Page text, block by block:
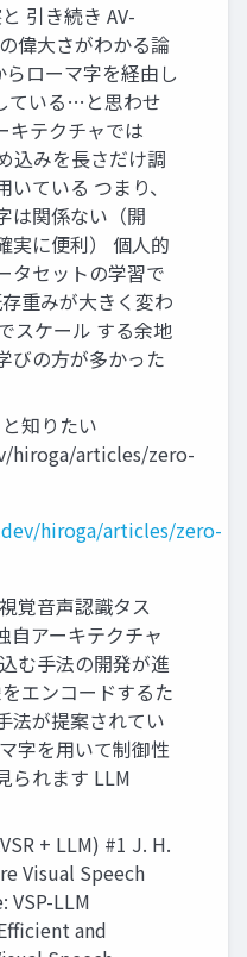
引き続き AV-
偉大さがわかる論
ローマ字を経由し
ている…と思わせ
キテクチャでは
込みを長さだけ調
ている つまり、
は関係ない（開
実に便利） 個人的
タセットの学習で
重みが大きく変わ
スケール する余地
びの方が多かった
知りたい
hiroga/articles/zero-
hiroga/articles/zero-
覚音声認識タス
自アーキテクチャ
む手法の開発が進
エンコードするた
法が提案されてい
字を用いて制御性
られます LLM
+ LLM) #1 J. H.
Visual Speech
VSP-LLM
and